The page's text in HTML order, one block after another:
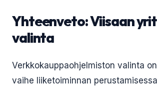
Yhteenveto: Viisaan
valinta
Verkkokauppaohjelmiston valinta
vaihe liiketoiminnan